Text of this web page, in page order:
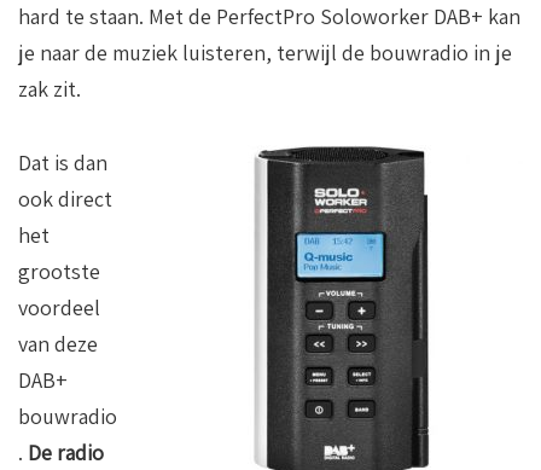
hard te staan. Met de PerfectPro Soloworker DAB+ kan
je naar de muziek luisteren, terwijl de bouwradio in je
zak zit.
Dat is dan
ook direct
het
grootste
voordeel
van deze
DAB+
bouwradio
. De radio